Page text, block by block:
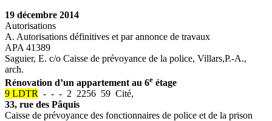
19 décembre 2014
Autorisations
A. Autorisations définitives et par annonce de travaux
APA 41389
Saguier, E. c/o Caisse de prévoyance de la police, Villars,P.-A.,
arch.
Rénovation d’un appartement au 6e étage
9 LDTR - - - 2 2256 59 Cité,
33, rue des Pâquis
Caisse de prévoyance des fonctionnaires de police et de la prison